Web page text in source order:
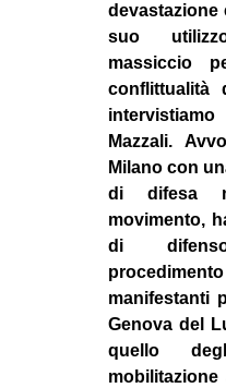
devastazione
suo
massiccio
conflittualità
Mazzali.
Milano con
di difesa
movimento,
di
manifestanti
Genova del
quello
mobilitazione